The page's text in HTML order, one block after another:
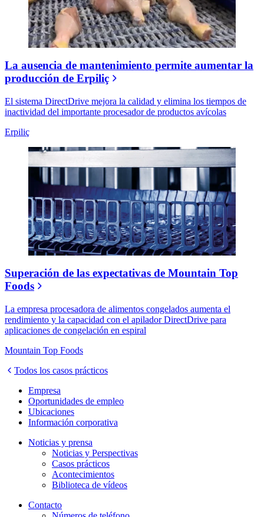
La ausencia de mantenimiento permite aumentar la
producción de Erpiliç
El sistema DirectDrive mejora la calidad y elimina los tiempos de
inactividad del importante procesador de productos avícolas
Erpiliç
Superación de las expectativas de Mountain Top
Foods
La empresa procesadora de alimentos congelados aumenta el
rendimiento y la capacidad con el apilador DirectDrive para
aplicaciones de congelación en espiral
Mountain Top Foods
Todos los casos prácticos
Empresa
Oportunidades de empleo
Ubicaciones
Información corporativa
Noticias y prensa
Noticias y Perspectivas
Casos prácticos
Acontecimientos
Biblioteca de vídeos
Contacto